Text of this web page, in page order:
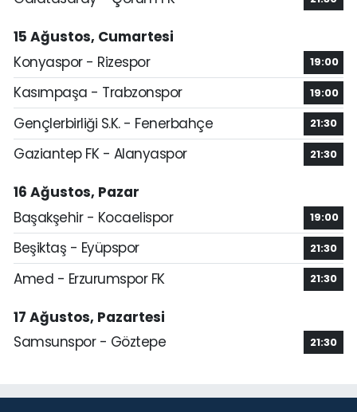
15 Ağustos, Cumartesi
Konyaspor - Rizespor
19:00
Kasımpaşa - Trabzonspor 19:00
Gençlerbirliği S.K. - Fenerbahçe 21:30
Gaziantep FK - Alanyaspor 21:30
16 Ağustos, Pazar
Başakşehir - Kocaelispor
19:00
Beşiktaş - Eyüpspor 21:30
Amed - Erzurumspor FK 21:30
17 Ağustos, Pazartesi
Samsunspor - Göztepe
21:30